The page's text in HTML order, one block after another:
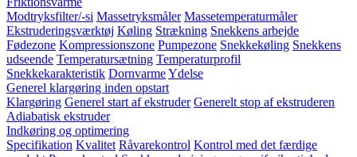
Modtryksfilter/-si Massetryksmåler Massetemperaturmåler
Ekstruderingsværktøj Køling Strækning Snekkens arbejde
Fødezone Kompressionszone Pumpezone Snekkekøling Snekkens
udseende Temperatursætning Temperaturprofil
Snekkekarakteristik DornvarmeYdelse
Generel klargøring inden opstart
Klargøring Generel start af ekstruder Generelt stop af ekstruderen
Adiabatisk ekstruder
Indkøring og optimering
Specifikation Kvalitet Råvarekontrol Kontrol med det færdige